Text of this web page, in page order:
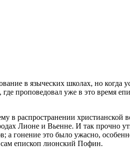
в язы­че­ских шко­лах, но когда
про­по­ве­до­вал уже в это
хри­сти­ан­ской
Лионе и Вьенне. И так проч­но
го­не­ние это было ужас­но,
сам епи­скоп ли­он­ский Пофин.